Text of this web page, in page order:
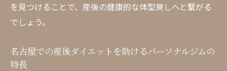
を見つけることで、産後の健康的な体型戻しへと繋がる
でしょう。
名古屋での産後ダイエットを助けるパーソナルジムの
特長